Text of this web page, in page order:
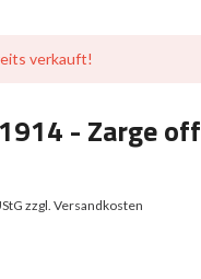
verkauft!
- Zarge
zzgl. Versandkosten